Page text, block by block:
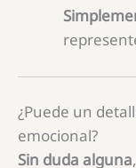
¿Puede un
emocional?
Sin duda alguna